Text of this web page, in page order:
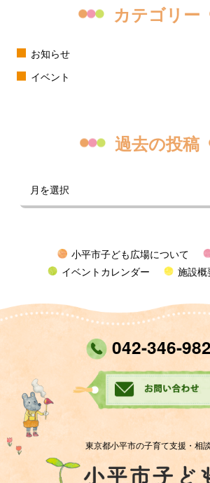
カテゴリー
お知らせ
イベント
過去の投稿
小平市子ども広場について
イベントカレンダー
施設概
042-346-
東京都小平市の子育て支援・相